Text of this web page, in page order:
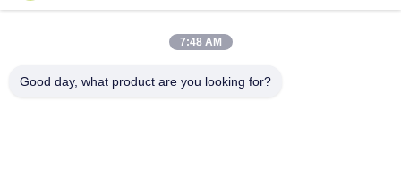
7:48 AM
Good day, what product are you looking for?